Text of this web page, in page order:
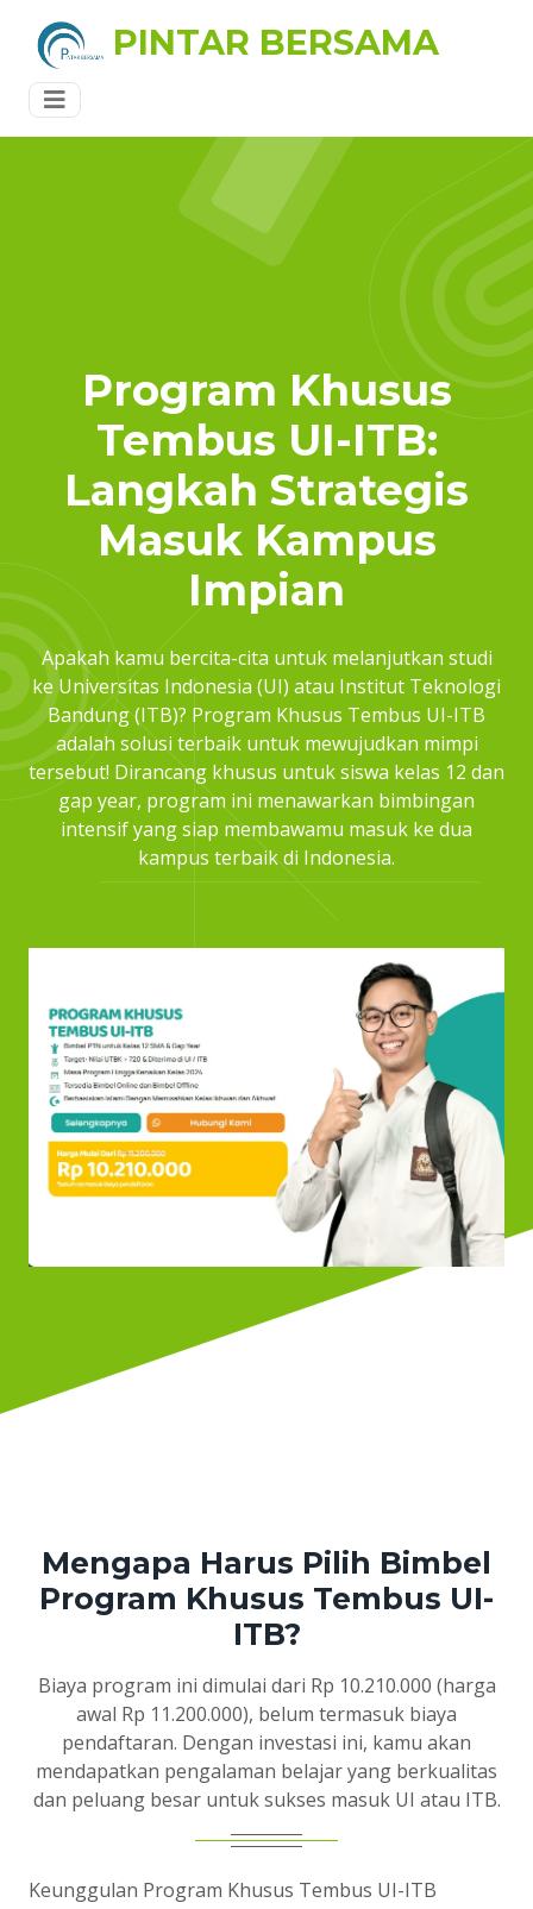
PINTAR BERSAMA
Program Khusus
Tembus UI-ITB:
Langkah Strategis
Masuk Kampus
Impian
Apakah kamu bercita-cita untuk melanjutkan studi
ke Universitas Indonesia (UI) atau Institut Teknologi
Bandung (ITB)? Program Khusus Tembus UI-ITB
adalah solusi terbaik untuk mewujudkan mimpi
tersebut! Dirancang khusus untuk siswa kelas 12 dan
gap year, program ini menawarkan bimbingan
intensif yang siap membawamu masuk ke dua
kampus terbaik di Indonesia.
Mengapa Harus Pilih Bimbel
Program Khusus Tembus UI-
ITB?
Biaya program ini dimulai dari Rp 10.210.000 (harga
awal Rp 11.200.000), belum termasuk biaya
pendaftaran. Dengan investasi ini, kamu akan
mendapatkan pengalaman belajar yang berkualitas
dan peluang besar untuk sukses masuk UI atau ITB.
Keunggulan Program Khusus Tembus UI-ITB